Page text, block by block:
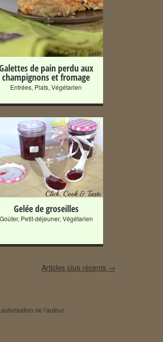
+
de pain perdu aux
champignons et fromage
Entrées, Plats, Végétarien
+
Gelée de groseilles
Goûter, Petit-déjeuner, Végétarien
Articles plus récents →
de l'auteur